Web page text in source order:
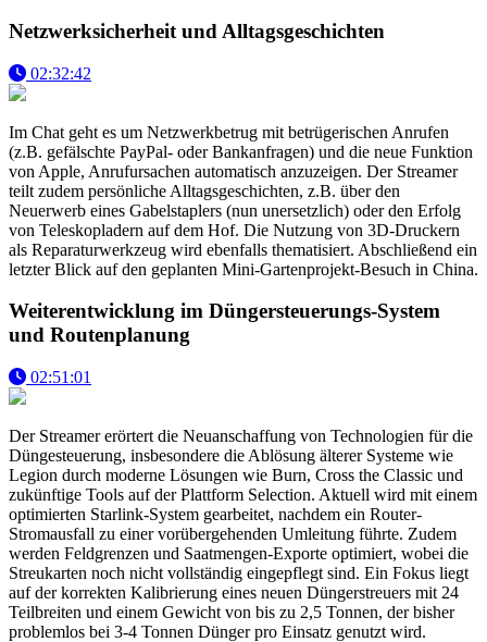
Netzwerksicherheit und Alltagsgeschichten
02:32:42
Im Chat geht es um Netzwerkbetrug mit betrügerischen Anrufen
(z.B. gefälschte PayPal- oder Bankanfragen) und die neue Funktion
von Apple, Anrufursachen automatisch anzuzeigen. Der Streamer
teilt zudem persönliche Alltagsgeschichten, z.B. über den
Neuerwerb eines Gabelstaplers (nun unersetzlich) oder den Erfolg
von Teleskopladern auf dem Hof. Die Nutzung von 3D-Druckern
als Reparaturwerkzeug wird ebenfalls thematisiert. Abschließend ein
letzter Blick auf den geplanten Mini-Gartenprojekt-Besuch in China.
Weiterentwicklung im Düngersteuerungs-System
und Routenplanung
02:51:01
Der Streamer erörtert die Neuanschaffung von Technologien für die
Düngesteuerung, insbesondere die Ablösung älterer Systeme wie
Legion durch moderne Lösungen wie Burn, Cross the Classic und
zukünftige Tools auf der Plattform Selection. Aktuell wird mit einem
optimierten Starlink-System gearbeitet, nachdem ein Router-
Stromausfall zu einer vorübergehenden Umleitung führte. Zudem
werden Feldgrenzen und Saatmengen-Exporte optimiert, wobei die
Streukarten noch nicht vollständig eingepflegt sind. Ein Fokus liegt
auf der korrekten Kalibrierung eines neuen Düngerstreuers mit 24
Teilbreiten und einem Gewicht von bis zu 2,5 Tonnen, der bisher
problemlos bei 3-4 Tonnen Dünger pro Einsatz genutzt wird.